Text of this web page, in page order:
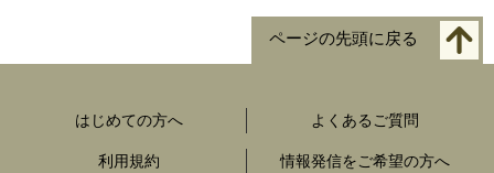
ページの先頭に戻る
はじめての方へ よくあるご質問
利用規約 情報発信をご希望の方へ